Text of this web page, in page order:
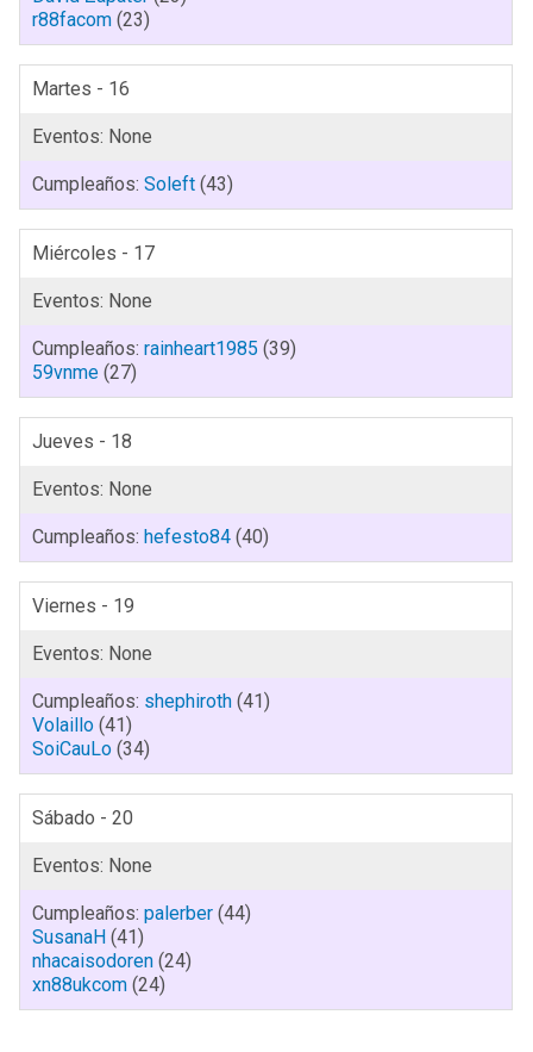
r88facom (23)
Martes - 16
Soleft (43)
Miércoles - 17
rainheart1985 (39)
59vnme (27)
Jueves - 18
hefesto84 (40)
Viernes - 19
shephiroth (41)
Volaillo (41)
SoiCauLo (34)
Sábado - 20
palerber (44)
SusanaH (41)
nhacaisodoren (24)
xn88ukcom (24)